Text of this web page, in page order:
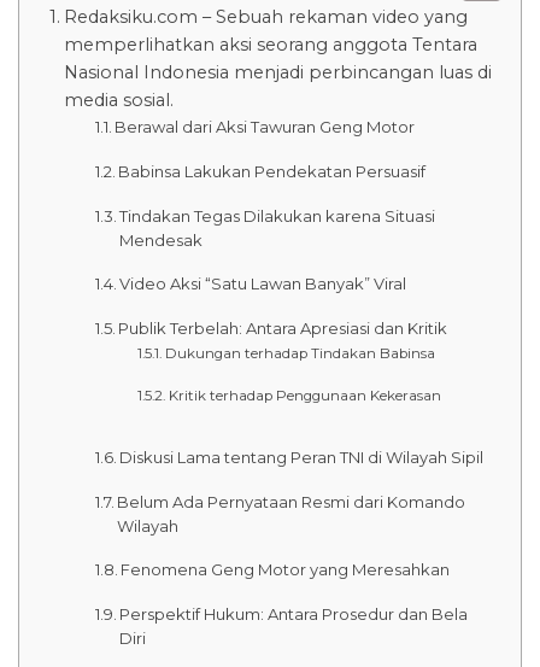
Redaksiku.com – Sebuah rekaman video yang
memperlihatkan aksi seorang anggota Tentara
Nasional Indonesia menjadi perbincangan luas di
media sosial.
Berawal dari Aksi Tawuran Geng Motor
Babinsa Lakukan Pendekatan Persuasif
Tindakan Tegas Dilakukan karena Situasi
Mendesak
Video Aksi “Satu Lawan Banyak” Viral
Publik Terbelah: Antara Apresiasi dan Kritik
Dukungan terhadap Tindakan Babinsa
Kritik terhadap Penggunaan Kekerasan
Diskusi Lama tentang Peran TNI di Wilayah Sipil
Belum Ada Pernyataan Resmi dari Komando
Wilayah
Fenomena Geng Motor yang Meresahkan
Perspektif Hukum: Antara Prosedur dan Bela
Diri